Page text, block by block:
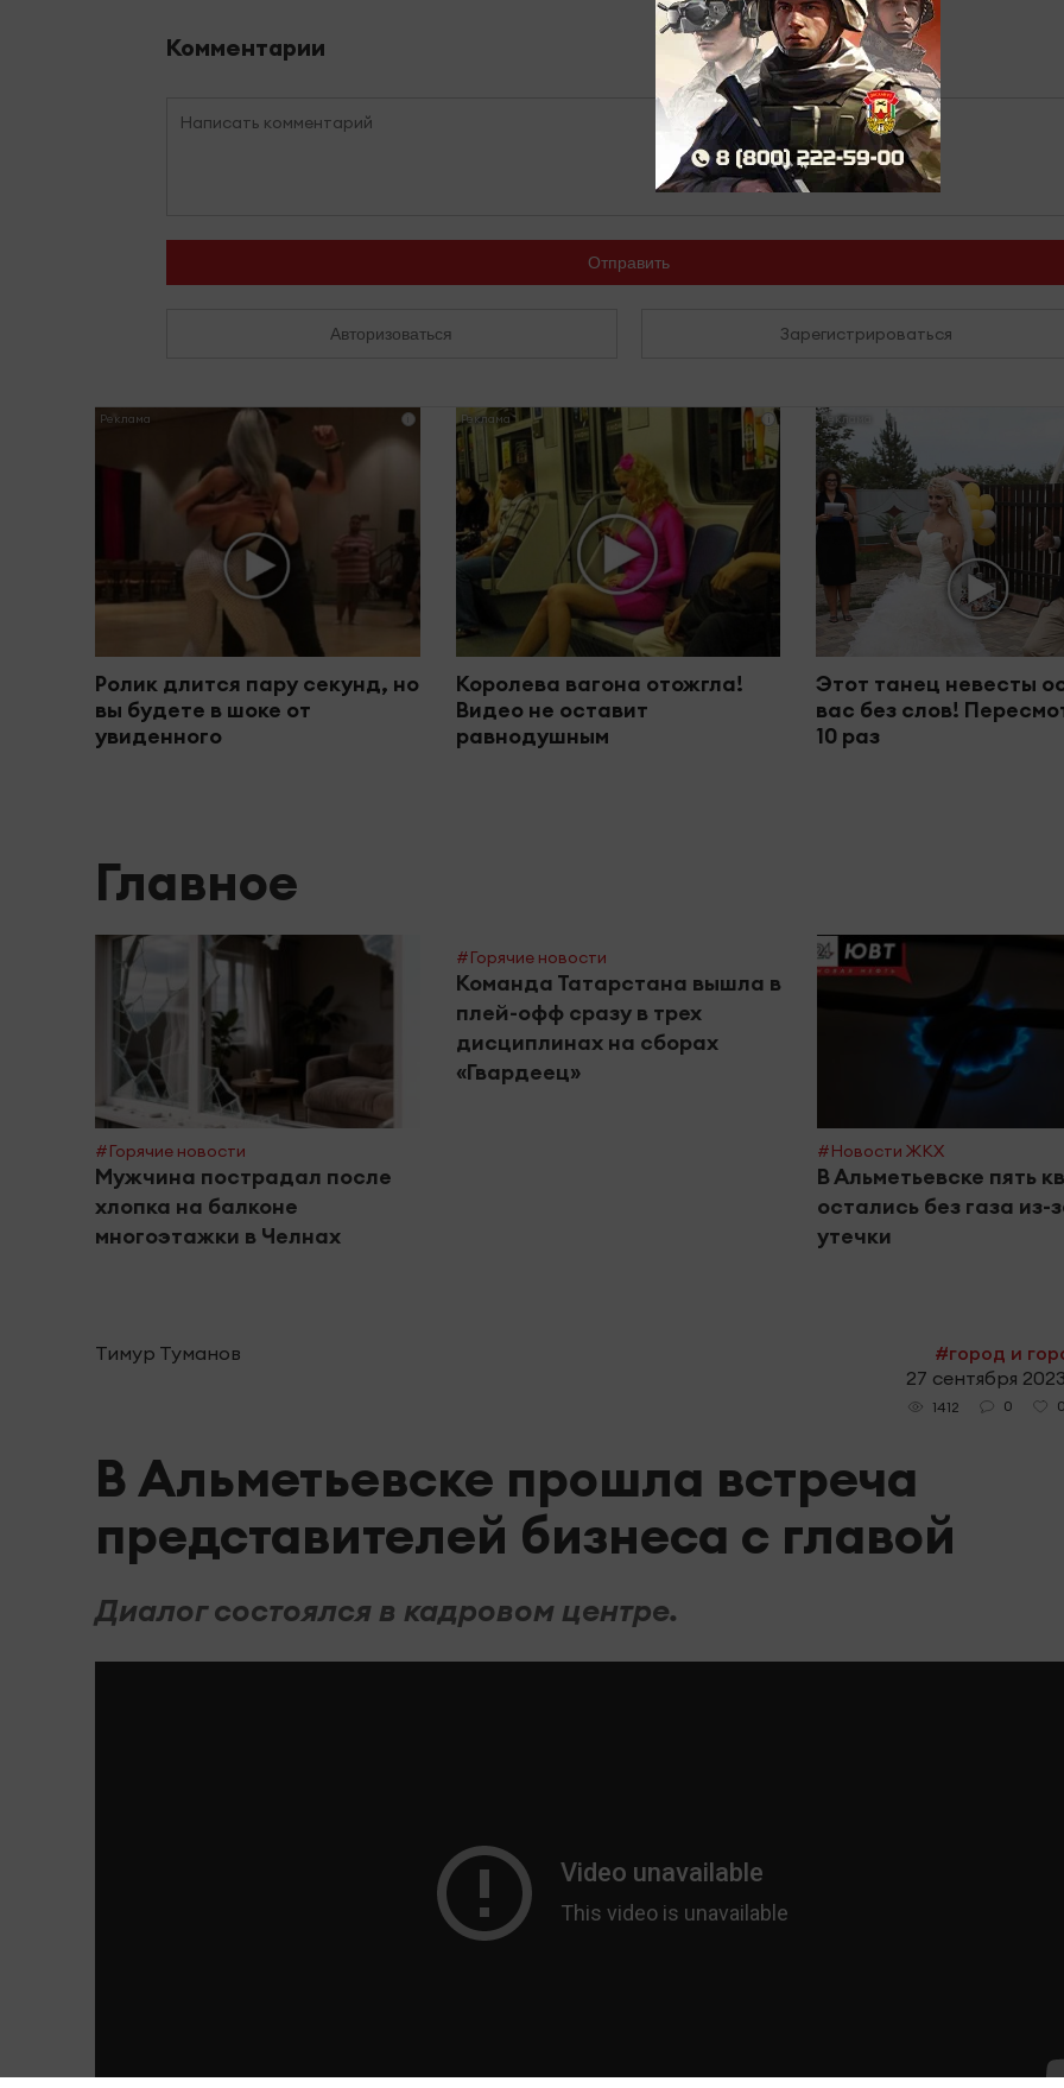
Комментарии
Отправить
Авторизоваться Зарегистрироваться
Ролик длится пару секунд, но
вы будете в шоке от
увиденного
i
Королева вагона отожгла!
Видео не оставит
равнодушным
Этот танец невесты
вас без слов!
10 раз
Главное
#Горячие новости
Мужчина пострадал после
хлопка на балконе
многоэтажки в Челнах
#Горячие новости
Команда Татарстана вышла в
плей-офф сразу в трех
дисциплинах на сборах
«Гвардеец»
#Новости ЖКХ
В Альметьевске пять
остались без газа из-
утечки
Тимур Туманов
#город и
27 сентября
1412 0
В Альметьевске прошла встреча
представителей бизнеса с главой
Диалог состоялся в кадровом центре.